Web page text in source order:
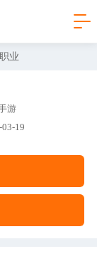
业
游
19